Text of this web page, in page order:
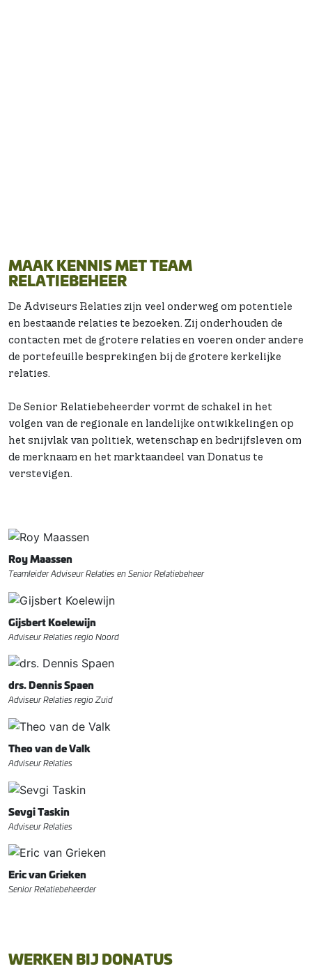
MAAK KENNIS MET TEAM
RELATIEBEHEER
De Adviseurs Relaties zijn veel onderweg om potentiele
en bestaande relaties te bezoeken. Zij onderhouden de
contacten met de grotere relaties en voeren onder andere
de portefeuille besprekingen bij de grotere kerkelijke
relaties.
De Senior Relatiebeheerder vormt de schakel in het
volgen van de regionale en landelijke ontwikkelingen op
het snijvlak van politiek, wetenschap en bedrijfsleven om
de merknaam en het marktaandeel van Donatus te
verstevigen.
Roy Maassen
Teamleider Adviseur Relaties en Senior Relatiebeheer
Gijsbert Koelewijn
Adviseur Relaties regio Noord
drs. Dennis Spaen
Adviseur Relaties regio Zuid
Theo van de Valk
Adviseur Relaties
Sevgi Taskin
Adviseur Relaties
Eric van Grieken
Senior Relatiebeheerder
WERKEN BIJ DONATUS